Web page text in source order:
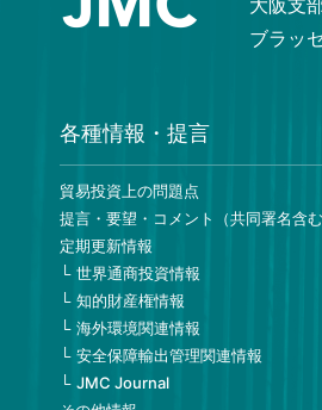
大阪支
ブラッ
各種情報・提言
貿易投資上の問題点
提言・要望・コメント（共同署名含む
定期更新情報
世界通商投資情報
知的財産権情報
海外環境関連情報
安全保障輸出管理関連情報
JMC Journal